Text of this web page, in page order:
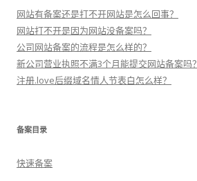
网站有备案还是打不开网站是怎么回事？
网站打不开是因为网站没备案吗？
公司网站备案的流程是怎么样的？
新公司营业执照不满3个月能提交网站备案吗？
注册.love后缀域名情人节表白怎么样？
备案目录
快速备案